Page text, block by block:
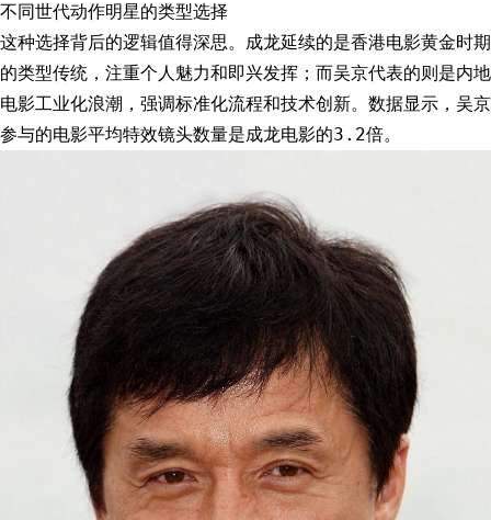
不同世代动作明星的类型选择
这种选择背后的逻辑值得深思。成龙延续的是香港电影黄金时期
的类型传统，注重个人魅力和即兴发挥；而吴京代表的则是内地
电影工业化浪潮，强调标准化流程和技术创新。数据显示，吴京
参与的电影平均特效镜头数量是成龙电影的3.2倍。